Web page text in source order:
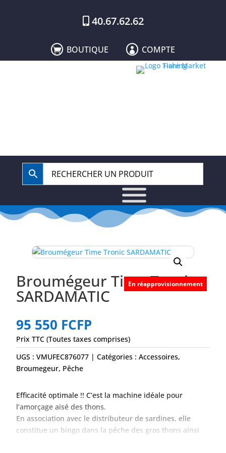
40.67.62.62
 BOUTIQUE  COMPTE
Broumégeur Time Tronic
SARDAMATIC
95 550 FCFP
En réapprovisionnement
Prix TTC (Toutes taxes comprises)
UGS : VMUFEC876077 Catégories : Accessoires,
Broumegeur, Pêche
Efficacité optimale !! C’est la machine idéale pour
l’amorçage aisé des thons.
En association avec le distributeur de sardines, elle
constitue un bingo dans la pêche des gros thons ainsi